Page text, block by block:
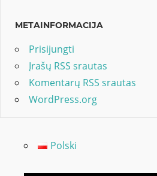
METAINFORMACIJA
Prisijungti
Įrašų RSS srautas
Komentarų RSS srautas
WordPress.org
Polski